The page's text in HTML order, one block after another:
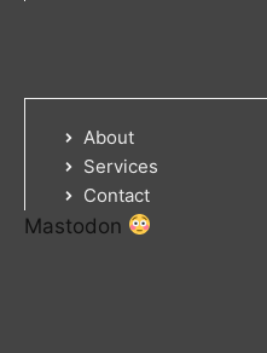
About
Services
Contact
Mastodon